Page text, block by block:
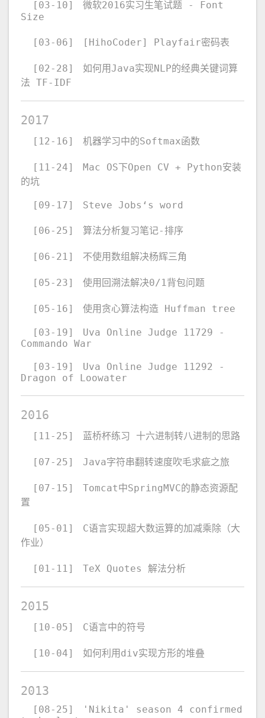
[03-10]
微软2016实习生笔试题 - Font
Size
[03-06] [HihoCoder] Playfair密码表
[02-28]
如何用Java实现NLP的经典关键词算
法 TF-IDF
2017
[12-16] 机器学习中的Softmax函数
[11-24]
Mac OS下Open CV + Python安装
的坑
[09-17] Steve Jobs‘s word
[06-25] 算法分析复习笔记-排序
[06-21] 不使用数组解决杨辉三角
[05-23] 使用回溯法解决0/1背包问题
[05-16] 使用贪心算法构造 Huffman tree
[03-19]
Uva Online Judge 11729 -
Commando War
[03-19]
Uva Online Judge 11292 -
Dragon of Loowater
2016
[11-25] 蓝桥杯练习 十六进制转八进制的思路
[07-25] Java字符串翻转速度吹毛求疵之旅
[07-15]
Tomcat中SpringMVC的静态资源配
置
[05-01]
C语言实现超大数运算的加减乘除（大
作业）
[01-11] TeX Quotes 解法分析
2015
[10-05] C语言中的符号
[10-04] 如何利用div实现方形的堆叠
2013
[08-25]
'Nikita' season 4 confirmed